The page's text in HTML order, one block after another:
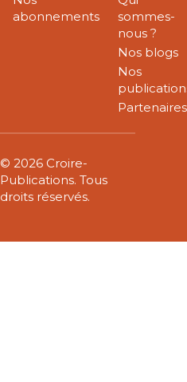
abonnements
sommes-
nous ?
Nos blogs
Nos
Partenaires
© 2026 Croire-
Publications. Tous
droits réservés.